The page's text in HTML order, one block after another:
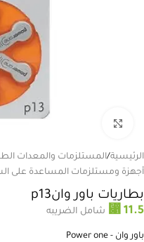
الرئيسية/المستلزمات والمعدات
أجهزة ومستلزمات المساعدة على
بطاريات باور وانp13
⃁ 11.5 شامل الضريبه
باور وان - Power one